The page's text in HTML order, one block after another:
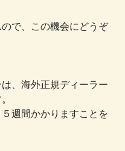
で、この機会にどうぞ
、海外正規ディーラー
週間かかりますことを